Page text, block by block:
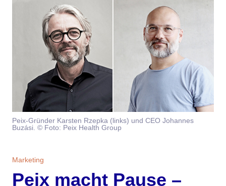
Premiumpartner
Jubiläum
Newsletter
Mediadaten
Themen
Branche
Aktuelle Ausgabe
Kontakt
Peix-Gründer Karsten Rzepka (links) und CEO Johannes
Buzási. © Foto: Peix Health Group
Marketing
Peix macht Pause –